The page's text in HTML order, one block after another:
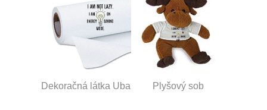
Dekoračná látka Uba Plyšový sob